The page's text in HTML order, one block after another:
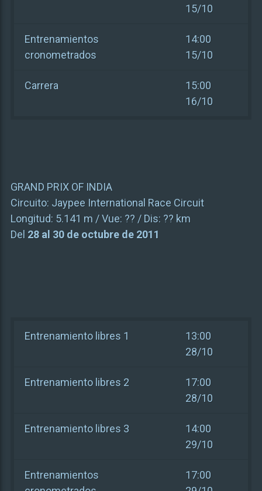
15/10
Entrenamientos
cronometrados
14:00
15/10
Carrera
15:00
16/10
GRAND PRIX OF INDIA
Circuito: Jaypee International Race Circuit
Longitud: 5.141 m / Vue: ?? / Dis: ?? km
Del 28 al 30 de octubre de 2011
Entrenamiento libres 1
13:00
28/10
Entrenamiento libres 2
17:00
28/10
Entrenamiento libres 3
14:00
29/10
Entrenamientos
17:00